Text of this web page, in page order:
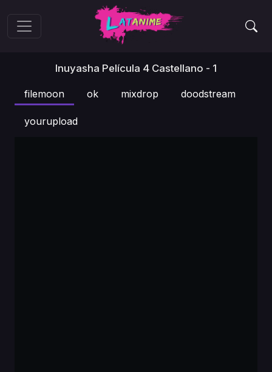
Inuyasha Película 4 Castellano - 1
filemoon ok mixdrop doodstream
yourupload